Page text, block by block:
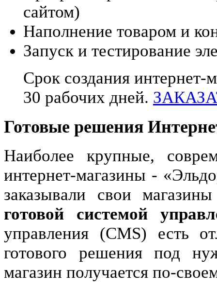
сайтом)
Наполнение товаром и
Запуск и тестирование
Срок создания интернет-
30 рабочих дней.
Готовые решения
Наиболее крупные,
интернет-магазины -
заказывали свои
готовой системой
управления (CMS) есть
готового решения под
магазин получается по-